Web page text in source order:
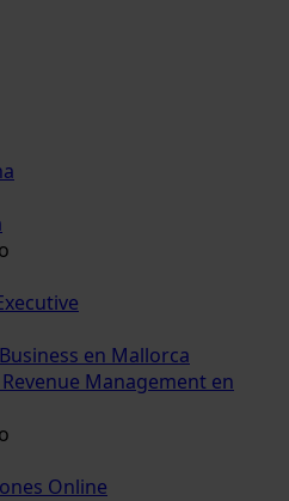
en Mallorca
Management en
Online